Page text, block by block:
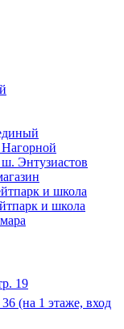
Энтузиастов
и школа
и школа
19
(на 1 этаже, вход